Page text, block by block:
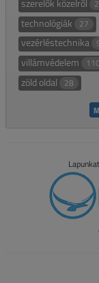
szerelők közelről
technológiák 27
vezérléstechnika
villámvédelem 110
zöld oldal 28